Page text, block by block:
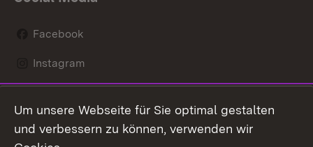
Facebook
Instagram
Mastodon
Um unsere Webseite für Sie optimal gestalten
und verbessern zu können, verwenden wir